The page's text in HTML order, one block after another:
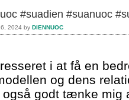
#suadien #suanuoc
2024 by DIENNUOC
i at få en
og dens
godt tænke mig